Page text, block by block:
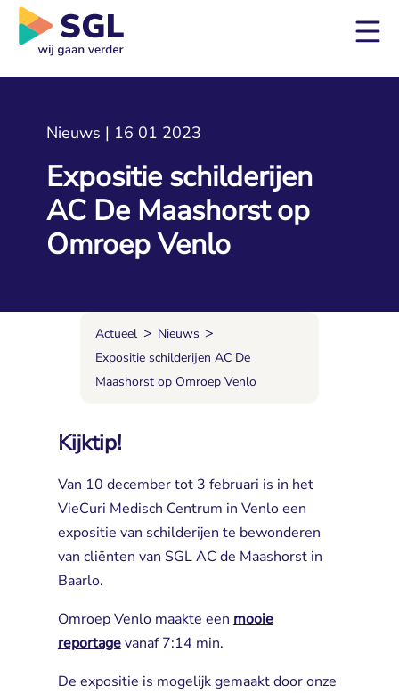
Nieuws | 16 01 2023
Expositie schilderijen
AC De Maashorst op
Omroep Venlo
Actueel > Nieuws >
Expositie schilderijen AC De
Maashorst op Omroep Venlo
Kijktip!
Van 10 december tot 3 februari is in het
VieCuri Medisch Centrum in Venlo een
expositie van schilderijen te bewonderen
van cliënten van SGL AC de Maashorst in
Baarlo.
Omroep Venlo maakte een mooie
reportagevanaf 7:14 min.
De expositie is mogelijk gemaakt door onze